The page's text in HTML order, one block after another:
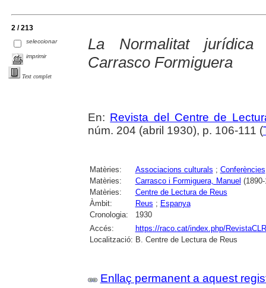
2 / 213
seleccionar
imprimir
Text complet
La Normalitat
Carrasco Formiguera
En: Revista del Centre de
núm. 204 (abril 1930), p. 106-111 (
Matèries: Associacions culturals ; Conferències
Matèries:
Carrasco i Formiguera, Manuel
Matèries:
Centre de Lectura de Reus
Àmbit:
Reus ; Espanya
Cronologia:
1930
Accés:
https://raco.cat/index.php/
Localització: B. Centre de Lectura de Reus
Enllaç permanent a aquest